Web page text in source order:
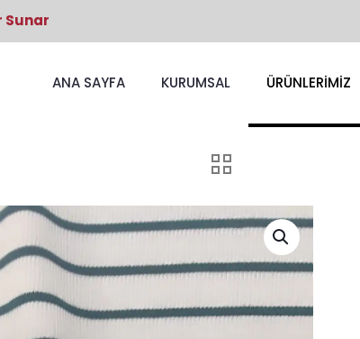
Sunar
ANA SAYFA KURUMSAL ÜRÜNLERİMİZ